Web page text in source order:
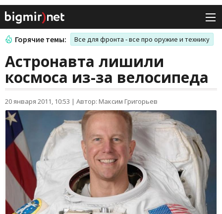
Горячие темы: Все для фронта - все про оружие и технику
Астронавта лишили
космоса из-за велосипеда
20 января 2011, 10:53 | Автор: Максим Григорьев